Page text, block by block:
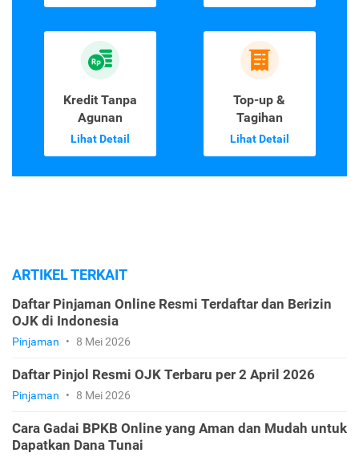
Kredit Tanpa
Agunan
Lihat Detail
Top-up &
Tagihan
Lihat Detail
ARTIKEL TERKAIT
Daftar Pinjaman Online Resmi Terdaftar dan Berizin
OJK di Indonesia
Pinjaman • 8 Mei 2026
Daftar Pinjol Resmi OJK Terbaru per 2 April 2026
Pinjaman • 8 Mei 2026
Cara Gadai BPKB Online yang Aman dan Mudah untuk
Dapatkan Dana Tunai